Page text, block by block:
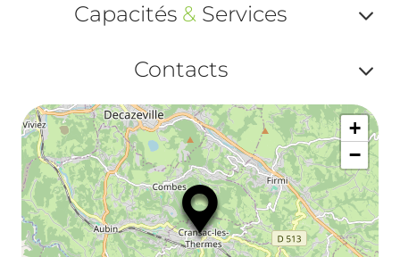
ou
Capacités & Services
ou
Contacts
ou
+
−